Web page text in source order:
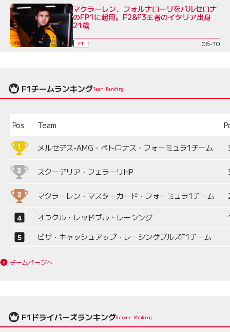
マクラーレン、フォルナローリをバルセロナ
のFP1に起用。F2&F3王者のイタリア出身
21歳
F1 06-10
F1チームランキングTeam Ranking
Pos. Team
メルセデス-AMG・ペトロナス・フォーミュラ1チーム
スクーデリア・フェラーリHP
マクラーレン・マスターカード・フォーミュラ1チーム
オラクル・レッドブル・レーシング
ビザ・キャッシュアップ・レーシングブルズF1チーム
チームページへ
F1ドライバーズランキングDriver Ranking